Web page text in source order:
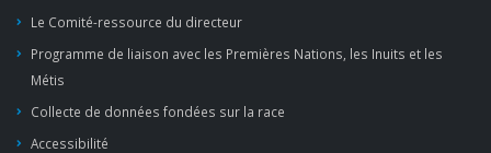
Le Comité-ressource du directeur
Programme de liaison avec les Premières Nations, les Inuits et les
Métis
Collecte de données fondées sur la race
Accessibilité